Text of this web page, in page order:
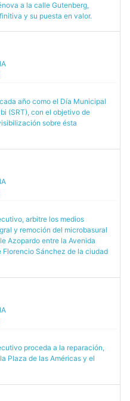
a la calle Gutenberg,
y su puesta en valor.
año como el Día Municipal
(SRT), con el objetivo de
sobre ésta
arbitre los medios
y remoción del microbasural
Azopardo entre la Avenida
Sánchez de la ciudad
proceda a la reparación,
Plaza de las Américas y el